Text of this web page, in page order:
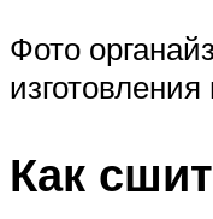
Фото
Как